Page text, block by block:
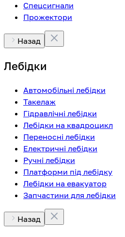
Спецсигнали
Прожектори
Назад
Лебідки
Автомобільні лебідки
Такелаж
Гідравлічні лебідки
Лебідки на квадроцикл
Переносні лебідки
Електричні лебідки
Ручні лебідки
Платформи під лебідку
Лебідки на евакуатор
Запчастини для лебідки
Назад